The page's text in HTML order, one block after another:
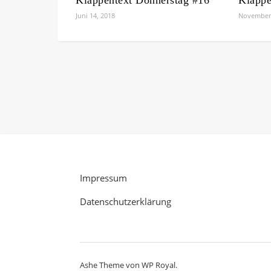
Juni 14, 2018
Impressum
Datenschutzerklärung
Ashe Theme von WP Royal.